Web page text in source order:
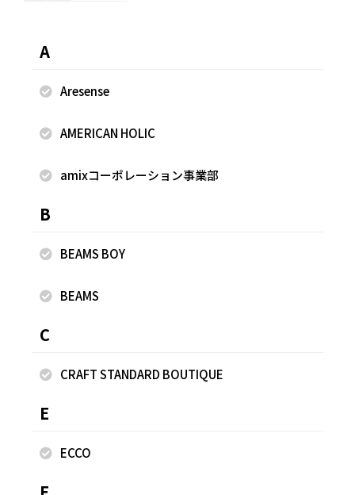
※掲載画像の商品の色味は、屋外や屋内の光の照射や角度に
リングについて、公式LINEでのご相談も承っています。是
着用商品
A
Aresense
AMERICAN HOLIC
amixコーポレーション事業部
B
BEAMS BOY
BEAMS
C
CRAFT STANDARD BOUTIQUE
E
ECCO